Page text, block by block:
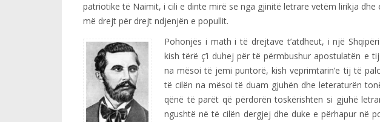
patriotike të Naimit, i cili e dinte mirë se nga gjinitë letrare vetëm lirikja dhe
më drejt për drejt ndjenjën e popullit.
Pohonjës i math i të drejtave t’atdheut, i një
kish tërë ç’i duhej për të përmbushur apostulatën e
na mësoi të jemi puntorë, kish veprimtarin’e tij të
të cilën na mësoi të duam gjuhën dhe leteraturën
qënë të parët që përdorën toskërishten si gjuhë
ngushtë në të cilën dergjej dhe duke e përhapur në